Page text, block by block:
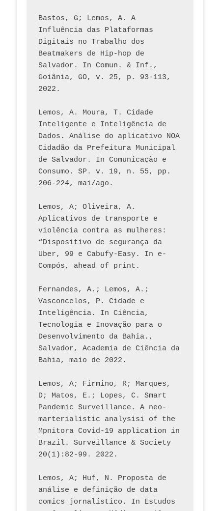
Bastos, G; Lemos, A. A
Influência das Plataformas
Digitais no Trabalho dos
Beatmakers de Hip-hop de
Salvador. In Comun. & Inf.,
Goiânia, GO, v. 25, p. 93-113,
2022.
Lemos, A. Moura, T. Cidade
Inteligente e Inteligência de
Dados. Análise do aplicativo NOA
Cidadão da Prefeitura Municipal
de Salvador. In Comunicação e
Consumo. SP. v. 19, n. 55, pp.
206-224, mai/ago.
Lemos, A; Oliveira, A.
Aplicativos de transporte e
violência contra as mulheres:
“Dispositivo de segurança da
Uber, 99 e Cabufy-Easy. In e-
Compós, ahead of print.
Fernandes, A.; Lemos, A.;
Vasconcelos, P. Cidade e
Inteligência. In Ciência,
Tecnologia e Inovação para o
Desenvolvimento da Bahia.,
Salvador, Academia de Ciência da
Bahia, maio de 2022.
Lemos, A; Firmino, R; Marques,
D; Matos, E.; Lopes, C. Smart
Pandemic Surveillance. A neo-
marterialistic analysisi of the
Mpnitora Covid-19 application in
Brazil. Surveillance & Society
20(1):82-99. 2022.
Lemos, A; Huf, N. Proposta de
análise e definição de data
comics jornalístico. In Estudos